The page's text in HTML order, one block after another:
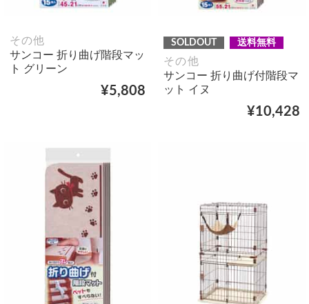
その他
サンコー 折り曲げ階段マッ
ト グリーン
¥5,808
SOLDOUT 送料無料
その他
サンコー 折り曲げ付階段マ
ット イヌ
¥10,428